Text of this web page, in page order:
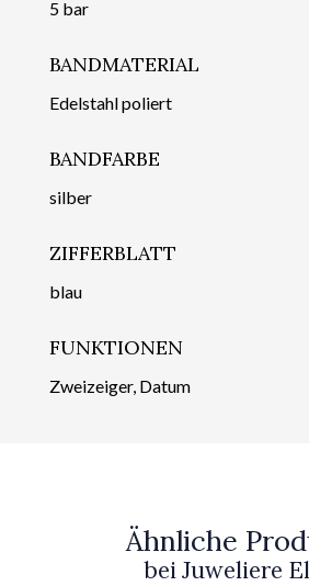
5 bar
BANDMATERIAL
Edelstahl poliert
BANDFARBE
silber
ZIFFERBLATT
blau
FUNKTIONEN
Zweizeiger, Datum
Ähnliche
bei Juweliere